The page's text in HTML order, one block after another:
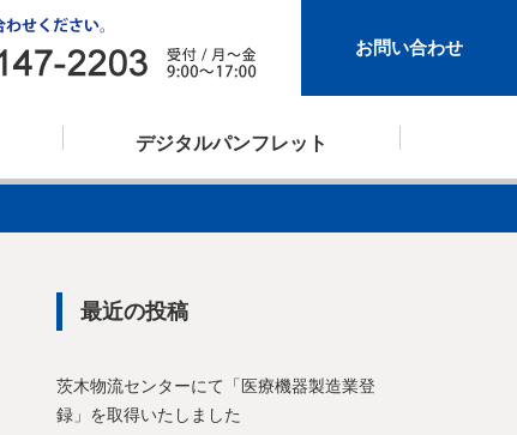
お問い合わせ
デジタルパンフレット
最近の投稿
茨木物流センターにて「医療機器製造業登
録」を取得いたしました